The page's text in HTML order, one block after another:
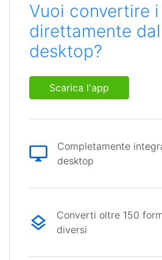
Vuoi convertire
direttamente
desktop?
Scarica l'app
Completamente
desktop
Converti oltre 150
diversi